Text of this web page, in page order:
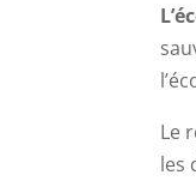
Le
les